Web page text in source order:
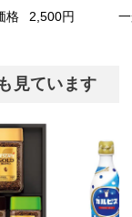
格 2,500円
見ています